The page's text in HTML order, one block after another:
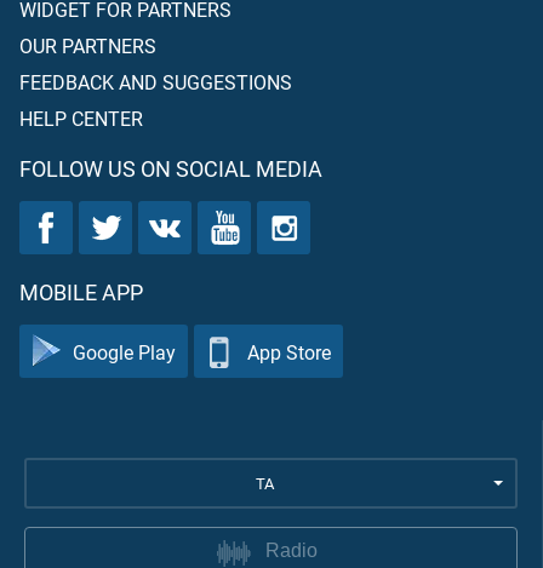
WIDGET FOR PARTNERS
OUR PARTNERS
FEEDBACK AND SUGGESTIONS
HELP CENTER
FOLLOW US ON SOCIAL MEDIA
MOBILE APP
Google Play App Store
TA
Radio